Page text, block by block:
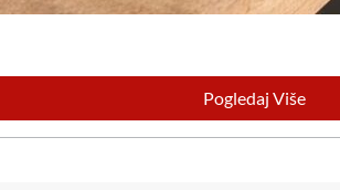
Pogledaj Više